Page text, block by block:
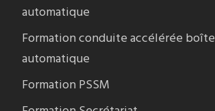
automatique
Formation conduite accélérée boîte
automatique
Formation PSSM